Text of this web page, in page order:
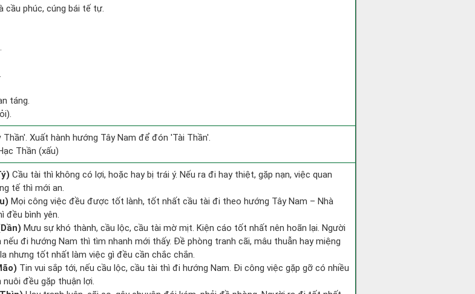
cầu phúc, cúng bái tế tự.
táng.
Xuất hành hướng Tây Nam để đón 'Tài Thần'.
Thần (xấu)
Cầu tài thì không có lợi, hoặc hay bị trái ý. Nếu ra đi hay thiệt, gặp nạn, việc quan
tế thì mới an.
Mọi công việc đều được tốt lành, tốt nhất cầu tài đi theo hướng Tây Nam – Nhà
đều bình yên.
Mưu sự khó thành, cầu lộc, cầu tài mờ mịt. Kiện cáo tốt nhất nên hoãn lại. Người
đi hướng Nam thì tìm nhanh mới thấy. Đề phòng tranh cãi, mâu thuẫn hay miệng
nhưng tốt nhất làm việc gì đều cần chắc chắn.
Tin vui sắp tới, nếu cầu lộc, cầu tài thì đi hướng Nam. Đi công việc gặp gỡ có nhiều
đều gặp thuận lợi.